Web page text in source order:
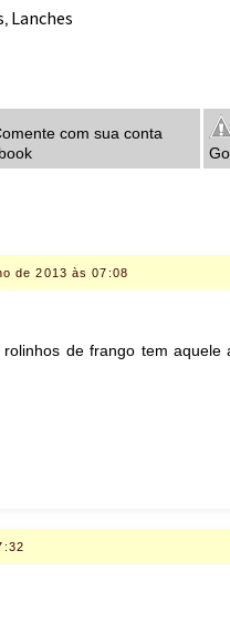
, Lanches
com sua conta
de 2013 às 07:08
de frango tem